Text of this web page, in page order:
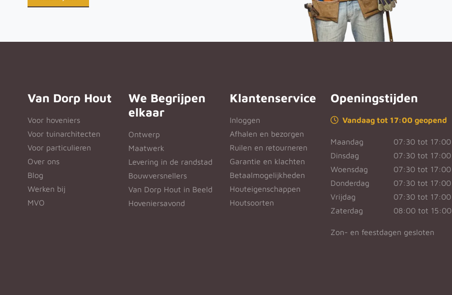
Van Dorp Hout
Voor hoveniers
Voor tuinarchitecten
Voor particulieren
Over ons
Blog
Werken bij
MVO
We Begrijpen
elkaar
Ontwerp
Maatwerk
Levering in de randstad
Bouwversnellers
Van Dorp Hout in Beeld
Hoveniersavond
Klantenservice
Inloggen
Afhalen en bezorgen
Ruilen en retourneren
Garantie en klachten
Betaalmogelijkheden
Houteigenschappen
Houtsoorten
Openingstijden
Vandaag tot 17:00 geopend
Maandag
07:30 tot 17:00
Dinsdag
07:30 tot 17:00
Woensdag
07:30 tot 17:00
Donderdag
07:30 tot 17:00
Vrijdag
07:30 tot 17:00
Zaterdag
08:00 tot 15:00
Zon- en feestdagen gesloten